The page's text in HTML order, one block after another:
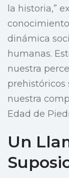
la historia,”
dinámica
humanas.
nuestra
nuestra
Edad de
Un